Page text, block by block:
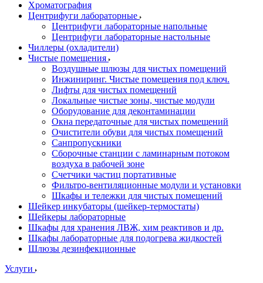
Хроматография
Центрифуги лабораторные
Центрифуги лабораторные напольные
Центрифуги лабораторные настольные
Чиллеры (охладители)
Чистые помещения
Воздушные шлюзы для чистых помещений
Инжиниринг. Чистые помещения под ключ.
Лифты для чистых помещений
Локальные чистые зоны, чистые модули
Оборудование для деконтаминации
Окна передаточные для чистых помещений
Очистители обуви для чистых помещений
Санпропускники
Сборочные станции с ламинарным потоком
воздуха в рабочей зоне
Счетчики частиц портативные
Фильтро-вентиляционные модули и установки
Шкафы и тележки для чистых помещений
Шейкер инкубаторы (шейкер-термостаты)
Шейкеры лабораторные
Шкафы для хранения ЛВЖ, хим реактивов и др.
Шкафы лабораторные для подогрева жидкостей
Шлюзы дезинфекционные
Услуги